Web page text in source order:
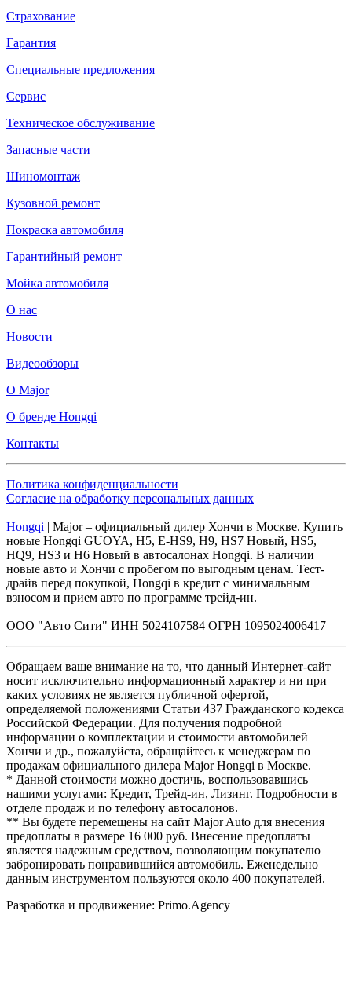
Страхование
Гарантия
Специальные предложения
Сервис
Техническое обслуживание
Запасные части
Шиномонтаж
Кузовной ремонт
Покраска автомобиля
Гарантийный ремонт
Мойка автомобиля
О нас
Новости
Видеообзоры
О Major
О бренде Hongqi
Контакты
Политика конфиденциальности
Согласие на обработку персональных данных
Hongqi | Major – официальный дилер Хончи в Москве. Купить
новые Hongqi GUOYA, H5, E-HS9, H9, HS7 Новый, HS5,
HQ9, HS3 и H6 Новый в автосалонах Hongqi. В наличии
новые авто и Хончи с пробегом по выгодным ценам. Тест-
драйв перед покупкой, Hongqi в кредит с минимальным
взносом и прием авто по программе трейд-ин.
ООО "Авто Сити" ИНН 5024107584 ОГРН 1095024006417
Обращаем ваше внимание на то, что данный Интернет-сайт
носит исключительно информационный характер и ни при
каких условиях не является публичной офертой,
определяемой положениями Статьи 437 Гражданского кодекса
Российской Федерации. Для получения подробной
информации о комплектации и стоимости автомобилей
Хончи и др., пожалуйста, обращайтесь к менеджерам по
продажам официального дилера Major Hongqi в Москве.
* Данной стоимости можно достичь, воспользовавшись
нашими услугами: Кредит, Трейд-ин, Лизинг. Подробности в
отделе продаж и по телефону автосалонов.
** Вы будете перемещены на сайт Major Auto для внесения
предоплаты в размере 16 000 руб. Внесение предоплаты
является надежным средством, позволяющим покупателю
забронировать понравившийся автомобиль. Еженедельно
данным инструментом пользуются около 400 покупателей.
Разработка и продвижение: Primo.Agency